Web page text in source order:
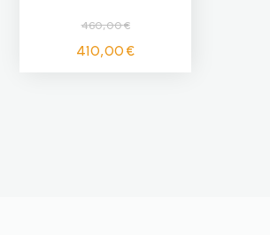
460,00€
Le
prix
410,00€Le